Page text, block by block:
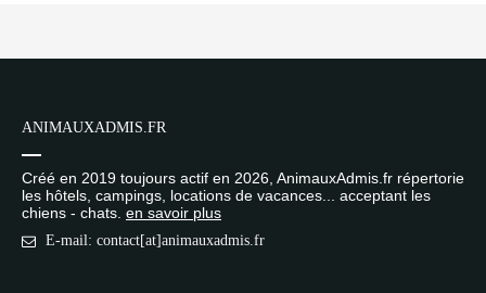
ANIMAUXADMIS.FR
Créé en 2019 toujours actif en 2026, AnimauxAdmis.fr répertorie
les hôtels, campings, locations de vacances... acceptant les
chiens - chats. en savoir plus
E-mail: contact[at]animauxadmis.fr